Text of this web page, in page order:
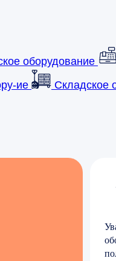
оборудование
ие
Складское